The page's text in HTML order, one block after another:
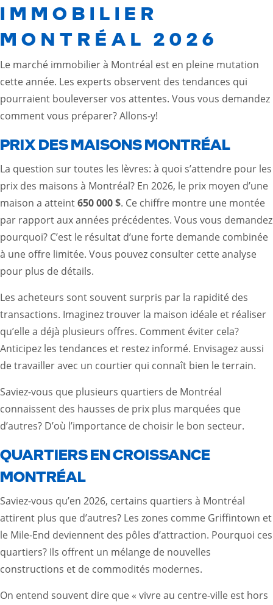
IMMOBILIER
MONTRÉAL 2026
Le marché immobilier à Montréal est en pleine mutation
cette année. Les experts observent des tendances qui
pourraient bouleverser vos attentes. Vous vous demandez
comment vous préparer? Allons-y!
PRIX DES MAISONS MONTRÉAL
La question sur toutes les lèvres: à quoi s’attendre pour les
prix des maisons à Montréal? En 2026, le prix moyen d’une
maison a atteint650 000 $. Ce chiffre montre une montée
par rapport aux années précédentes. Vous vous demandez
pourquoi? C’est le résultat d’une forte demande combinée
à une offre limitée. Vous pouvez consulter cette analyse
pour plus de détails.
Les acheteurs sont souvent surpris par la rapidité des
transactions. Imaginez trouver la maison idéale et réaliser
qu’elle a déjà plusieurs offres. Comment éviter cela?
Anticipez les tendances et restez informé. Envisagez aussi
de travailler avec un courtier qui connaît bien le terrain.
Saviez-vous que plusieurs quartiers de Montréal
connaissent des hausses de prix plus marquées que
d’autres? D’où l’importance de choisir le bon secteur.
QUARTIERS EN CROISSANCE
MONTRÉAL
Saviez-vous qu’en 2026, certains quartiers à Montréal
attirent plus que d’autres? Les zones comme Griffintown et
le Mile-End deviennent des pôles d’attraction. Pourquoi ces
quartiers? Ils offrent un mélange de nouvelles
constructions et de commodités modernes.
On entend souvent dire que « vivre au centre-ville est hors